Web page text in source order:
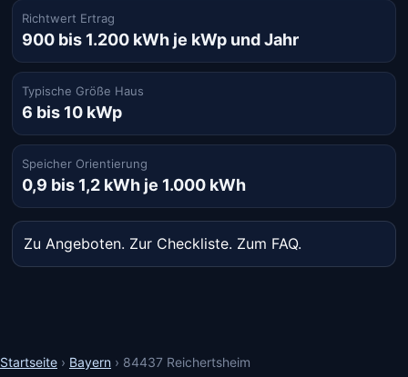
Richtwert Ertrag
900 bis 1.200 kWh je kWp und Jahr
Typische Größe Haus
6 bis 10 kWp
Speicher Orientierung
0,9 bis 1,2 kWh je 1.000 kWh
Zu Angeboten. Zur Checkliste. Zum FAQ.
Startseite › Bayern › 84437 Reichertsheim